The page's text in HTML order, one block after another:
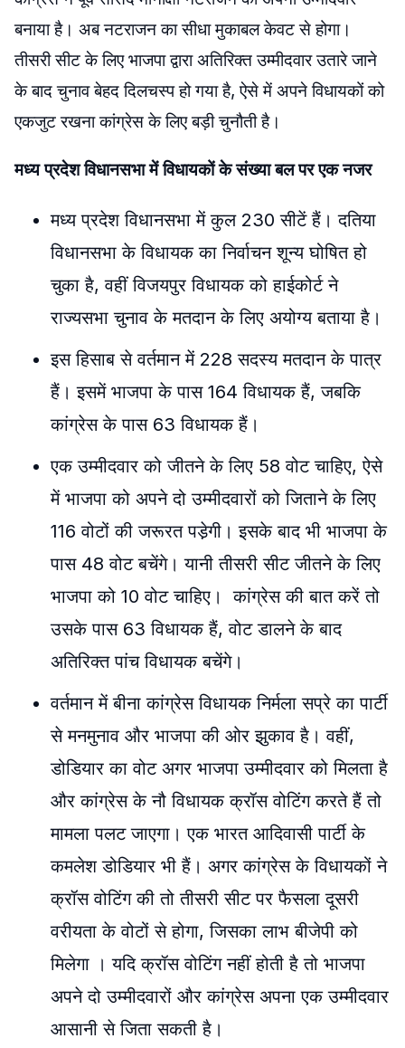
बनाया है। अब नटराजन का सीधा मुकाबल केवट से होगा।
तीसरी सीट के लिए भाजपा द्वारा अतिरिक्त उम्मीदवार उतारे जाने
के बाद चुनाव बेहद दिलचस्प हो गया है, ऐसे में अपने विधायकों को
एकजुट रखना कांग्रेस के लिए बड़ी चुनौती है।
​मध्य प्रदेश विधानसभा में विधायकों के संख्या बल पर एक नजर
मध्य प्रदेश विधानसभा में कुल 230 सीटें हैं। दतिया
विधानसभा के विधायक का निर्वाचन शून्य घोषित हो
चुका है, वहीं विजयपुर विधायक को हाईकोर्ट ने
राज्यसभा चुनाव के मतदान के लिए अयोग्य बताया है।
इस हिसाब से वर्तमान में 228 सदस्य मतदान के पात्र
हैं। इसमें भाजपा के पास 164 विधायक हैं, जबकि
कांग्रेस के पास 63 विधायक हैं।
एक उम्मीदवार को जीतने के लिए 58 वोट चाहिए, ऐसे
में भाजपा को अपने दो उम्मीदवारों को जिताने के लिए
116 वोटों की जरूरत पडे़गी। इसके बाद भी भाजपा के
पास 48 वोट बचेंगे। यानी तीसरी सीट जीतने के लिए
भाजपा को 10 वोट चाहिए। कांग्रेस की बात करें तो
उसके पास 63 विधायक हैं, वोट डालने के बाद
अतिरिक्त पांच विधायक बचेंगे।
वर्तमान में बीना कांग्रेस विधायक निर्मला सप्रे का पार्टी
से मनमुनाव और भाजपा की ओर झुकाव है। वहीं,
डोडियार का वोट अगर भाजपा उम्मीदवार को मिलता है
और कांग्रेस के नौ विधायक क्रॉस वोटिंग करते हैं तो
मामला पलट जाएगा। एक भारत आदिवासी पार्टी के
कमलेश डोडियार भी हैं। अगर कांग्रेस के विधायकों ने
क्रॉस वोटिंग की तो तीसरी सीट पर फैसला दूसरी
वरीयता के वोटों से होगा, जिसका लाभ बीजेपी को
मिलेगा । यदि क्रॉस वोटिंग नहीं होती है तो भाजपा
अपने दो उम्मीदवारों और कांग्रेस अपना एक उम्मीदवार
आसानी से जिता सकती है।